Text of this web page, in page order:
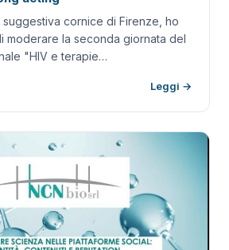
suggestiva cornice di Firenze, ho
moderare la seconda giornata del
"HIV e terapie…
Leggi →